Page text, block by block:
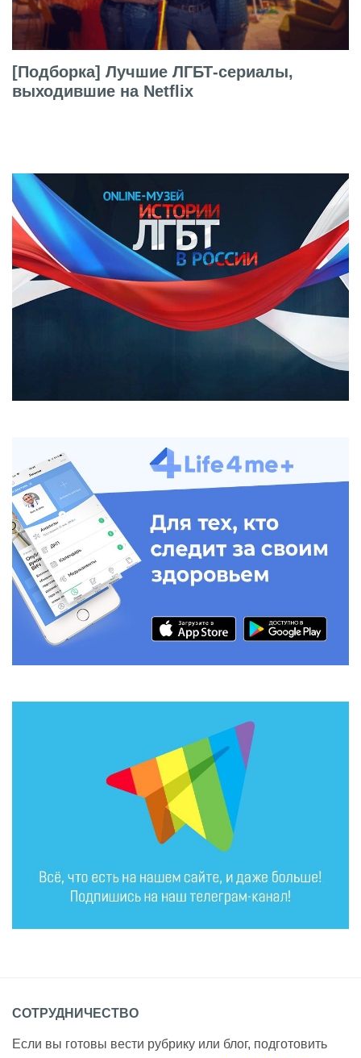
[Подборка] Лучшие ЛГБТ-сериалы,
выходившие на Netflix
СОТРУДНИЧЕСТВО
Если вы готовы вести рубрику или блог, подготовить